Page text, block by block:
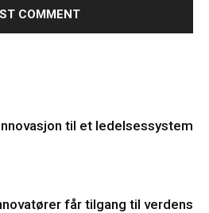
til et ledelsessystem
får tilgang til verdens